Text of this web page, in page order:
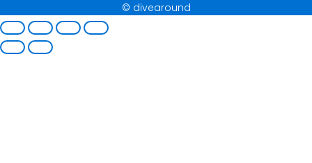
© divearound